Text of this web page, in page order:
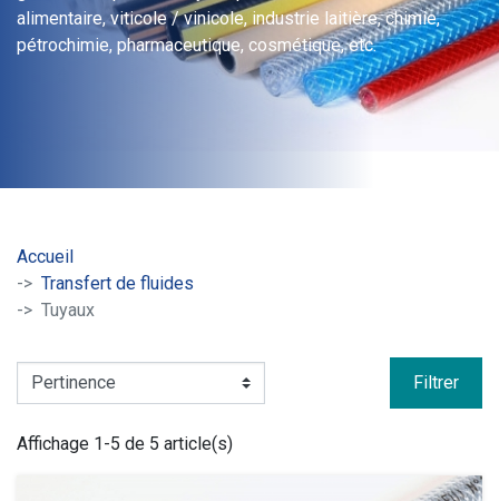
alimentaire, viticole / vinicole, industrie laitière, chimie,
pétrochimie, pharmaceutique, cosmétique, etc.
Accueil
Transfert de fluides
Tuyaux
Filtrer
Affichage 1-5 de 5 article(s)